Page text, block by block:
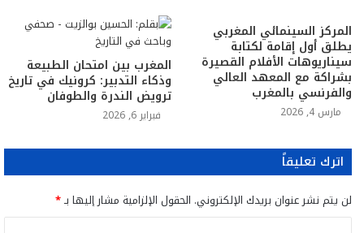
المركز السينمائي المغربي
يطلق أول إقامة لكتابة
سيناريوهات الأفلام القصيرة
بشراكة مع المعهد العالي
والفرنسي بالمغرب
مارس 4, 2026
المغرب بين امتحان الطبيعة
وذكاء التدبير: كرونيك في تاريخ
ترويض الندرة والطوفان
فبراير 6, 2026
اترك تعليقاً
لن يتم نشر عنوان بريدك الإلكتروني. الحقول الإلزامية مشار إليها بـ*